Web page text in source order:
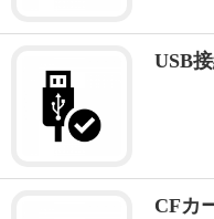
USB
CFカ